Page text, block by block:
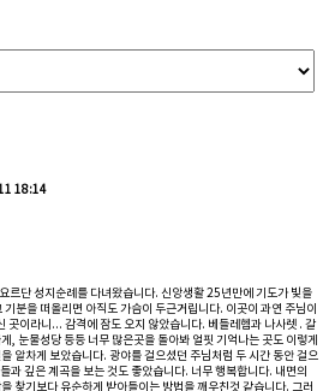
18:14
르단 성지순례를 다녀왔습니다. 신앙생활 25년만에 기도가 빛을
분을 떠올리면 아직도 가슴이 두근거립니다. 이곳이 과연 주님이
곳이라니... 감격에 잠도 오지 않았습니다. 베들레헴과 나사렛 . 갈
, 눈물성당 등등 너무 많은곳을 돌아봐 얼핏 기억나는 곳도 이렇게
알차게 보았습니다. 광야를 걸으셨던 주님처럼 두 시간 동안 걸으
과 깊은 계곡을 보는 것도 좋았습니다. 너무 행복합니다. 내면의
찾기보다 유순하게 받아들이는 방법을 깨우친것 같습니다. 그러